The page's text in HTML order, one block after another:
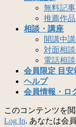
無料記事
推薦作品
相談・講座
開講中
対面相
電話相
会員限定 目安
ヘルプ
会員情報・ロ
このコンテンツを
Log In. あなたは会